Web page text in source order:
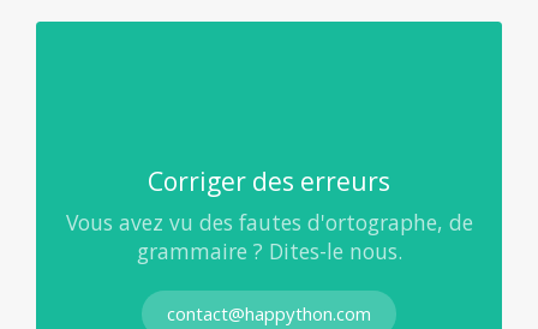
Corriger des erreurs
Vous avez vu des fautes d'ortographe, de
grammaire ? Dites-le nous.
contact@happython.com